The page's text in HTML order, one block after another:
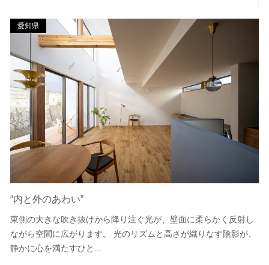
愛知県
“内と外のあわい”
東側の大きな吹き抜けから降り注ぐ光が、壁面に柔らかく反射し
ながら空間に広がります。 光のリズムと高さが織りなす陰影が、
静かに心を満たすひと...